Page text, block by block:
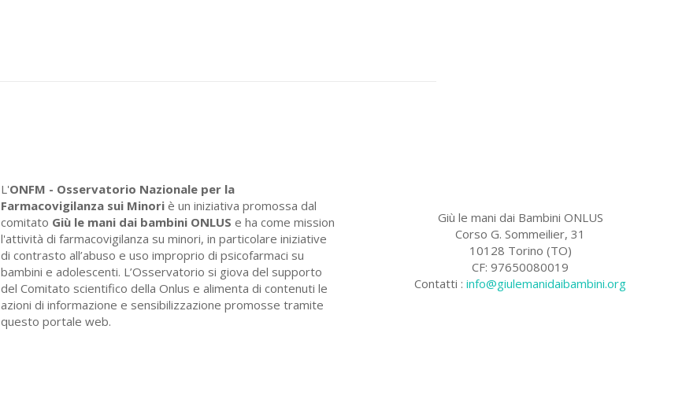
L'ONFM - Osservatorio Nazionale per la
Farmacovigilanza sui Minori è un iniziativa promossa dal
comitato Giù le mani dai bambini ONLUS e ha come mission
l'attività di farmacovigilanza su minori, in particolare iniziative
di contrasto all’abuso e uso improprio di psicofarmaci su
bambini e adolescenti. L’Osservatorio si giova del supporto
del Comitato scientifico della Onlus e alimenta di contenuti le
azioni di informazione e sensibilizzazione promosse tramite
questo portale web.
Giù le mani dai Bambini ONLUS
Corso G. Sommeilier, 31
10128 Torino (TO)
CF: 97650080019
Contatti :info@giulemanidaibambini.org